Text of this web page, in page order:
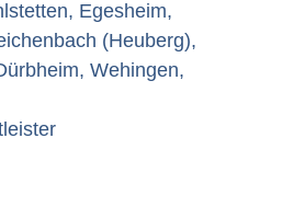
Egesheim,
(Heuberg),
Wehingen,